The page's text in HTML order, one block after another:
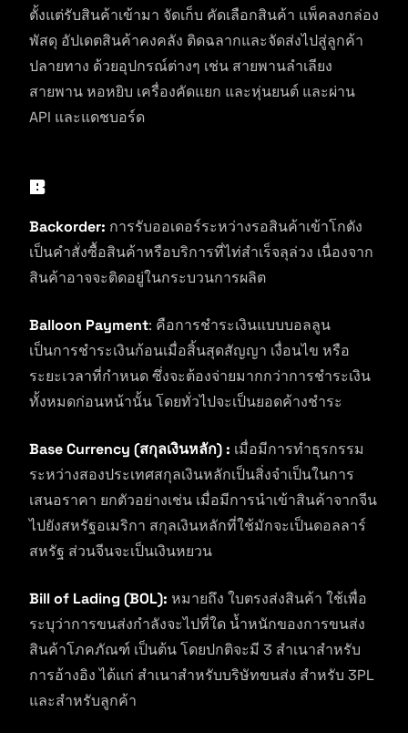
ตั้งแต่รับสินค้าเข้ามา จัดเก็บ คัดเลือกสินค้า แพ็คลงกล่อง
พัสดุ อัปเดตสินค้าคงคลัง ติดฉลากและจัดส่งไปสู่ลูกค้า
ปลายทาง ด้วยอุปกรณ์ต่างๆ เช่น สายพานลำเลียง
สายพาน หอหยิบ เครื่องคัดแยก และหุ่นยนต์ และผ่าน
API และแดชบอร์ด
B
Backorder: การรับออเดอร์ระหว่างรอสินค้าเข้าโกดัง
เป็นคำสั่งซื้อสินค้าหรือบริการที่ไท่สำเร็จลุล่วง เนื่องจาก
สินค้าอาจจะติดอยู่ในกระบวนการผลิต
Balloon Payment: คือการชำระเงินแบบบอลลูน
เป็นการชำระเงินก้อนเมื่อสิ้นสุดสัญญา เงื่อนไข หรือ
ระยะเวลาที่กำหนด ซึ่งจะต้องจ่ายมากกว่าการชำระเงิน
ทั้งหมดก่อนหน้านั้น โดยทั่วไปจะเป็นยอดค้างชำระ
Base Currency (สกุลเงินหลัก) : เมื่อมีการทำธุรกรรม
ระหว่างสองประเทศสกุลเงินหลักเป็นสิ่งจำเป็นในการ
เสนอราคา ยกตัวอย่างเช่น เมื่อมีการนำเข้าสินค้าจากจีน
ไปยังสหรัฐอเมริกา สกุลเงินหลักที่ใช้มักจะเป็นดอลลาร์
สหรัฐ ส่วนจีนจะเป็นเงินหยวน
Bill of Lading (BOL): หมายถึง ใบตรงส่งสินค้า ใช้เพื่อ
ระบุว่าการขนส่งกำลังจะไปที่ใด น้ำหนักของการขนส่ง
สินค้าโภคภัณฑ์ เป็นต้น โดยปกติจะมี 3 สำเนาสำหรับ
การอ้างอิง ได้แก่ สำเนาสำหรับบริษัทขนส่ง สำหรับ 3PL
และสำหรับลูกค้า